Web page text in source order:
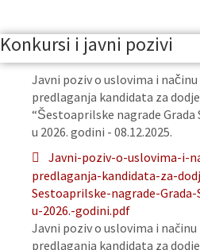
Konkursi i javni pozivi
Javni poziv o uslovima i načinu
predlaganja kandidata za
“Šestoaprilske nagrade Grada
u 2026. godini - 08.12.2025.
Javni-poziv-o-uslovima-i-
predlaganja-kandidata-za-
Sestoaprilske-nagrade-Grada-
u-2026.-godini.pdf
Javni poziv o uslovima i načinu
predlaganja kandidata za